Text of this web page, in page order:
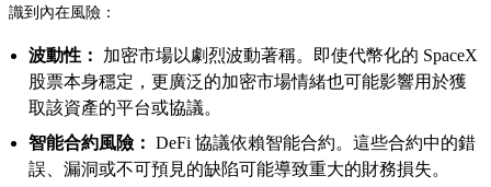
識到內在風險：
波動性：
加密市場以劇烈波動著稱。即使代幣化的 SpaceX
股票本身穩定，更廣泛的加密市場情緒也可能影響用於獲
取該資產的平台或協議。
智能合約風險： DeFi 協議依賴智能合約。這些合約中的錯
誤、漏洞或不可預見的缺陷可能導致重大的財務損失。